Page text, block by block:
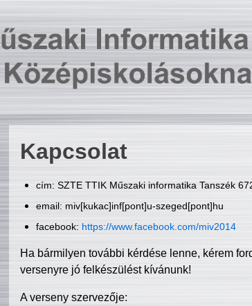
Kapcsolat
cím: SZTE TTIK Műszaki informatika Tanszék
email: miv[kukac]inf[pont]u-szeged[pont]hu
facebook: https://www.facebook.com/miv2014
Ha bármilyen további kérdése lenne, kérem
versenyre jó felkészülést kívánunk!
A verseny szervezője: